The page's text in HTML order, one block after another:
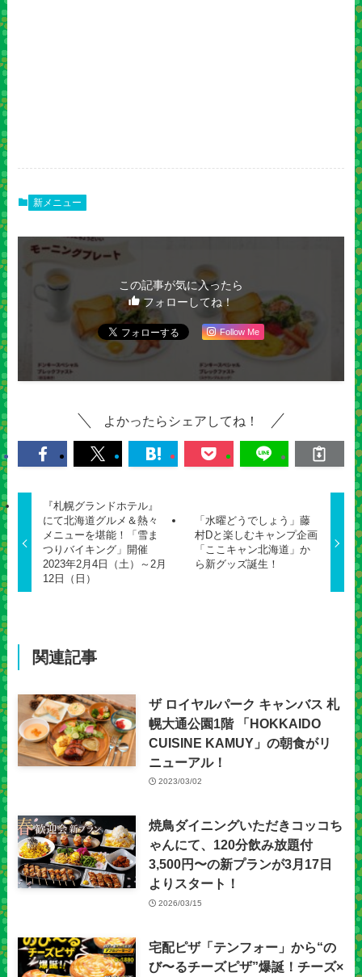
新メニュー
この記事が気に入ったら
フォローしてね！
Follow Me
よかったらシェアしてね！
『札幌グランドホテル』
にて北海道グルメ＆熱々
メニューを堪能！「雪ま
つりバイキング」開催
2023年2月4日（土）～2月
12日（日）
「水曜どうでしょう」藤
村Dと楽しむキャンプ企画
「ここキャン北海道」か
ら新グッズ誕生！
関連記事
ザ ロイヤルパーク キャンバス 札
幌大通公園1階 「HOKKAIDO
CUISINE KAMUY」の朝食がリ
ニューアル！
2023/03/02
焼鳥ダイニングいただきコッコち
ゃんにて、120分飲み放題付
3,500円〜の新プランが3月17日
よりスタート！
2026/03/15
宅配ピザ「テンフォー」から“の
び〜るチーズピザ”爆誕！チーズ×